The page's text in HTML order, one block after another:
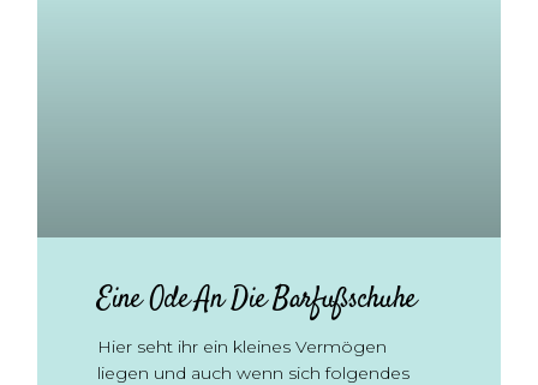
Eine Ode An Die Barfußschuhe
Hier seht ihr ein kleines Vermögen
liegen und auch wenn sich folgendes